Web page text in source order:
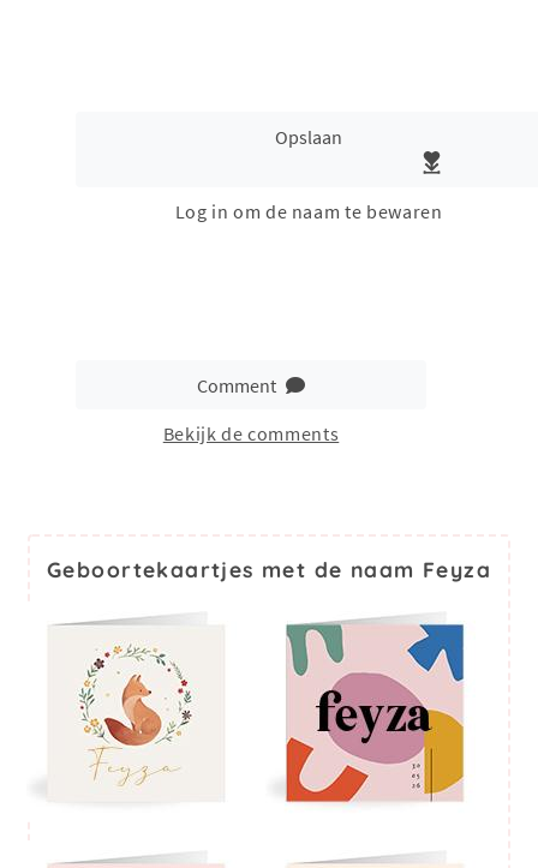
Opslaan
Log in om de naam te bewaren
Comment
Bekijk de comments
Geboortekaartjes met de naam Feyza